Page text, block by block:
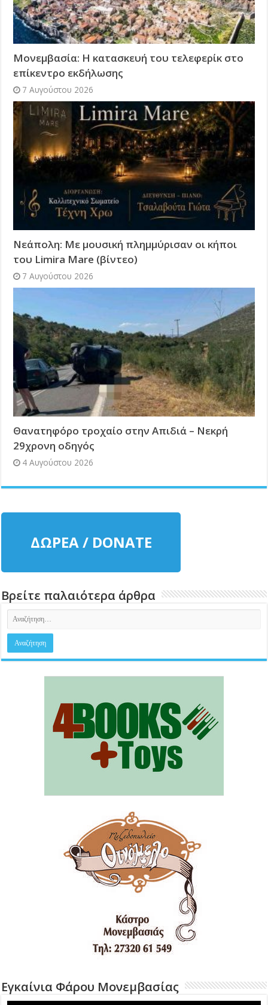
Μονεμβασία: Η κατασκευή του τελεφερίκ στο
επίκεντρο εκδήλωσης
7 Αυγούστου 2026
Νεάπολη: Με μουσική πλημμύρισαν οι κήποι
του Limira Mare (βίντεο)
7 Αυγούστου 2026
Θανατηφόρο τροχαίο στην Απιδιά – Νεκρή
29χρονη οδηγός
4 Αυγούστου 2026
ΔΩΡΕΑ / DONATE
Βρείτε παλαιότερα άρθρα
Εγκαίνια Φάρου Μονεμβασίας